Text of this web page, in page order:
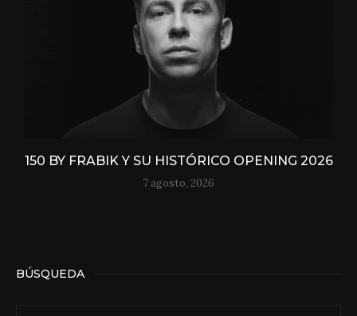
150 BY FRABIK Y SU HISTÓRICO OPENING 2026
7 agosto, 2026
BÚSQUEDA